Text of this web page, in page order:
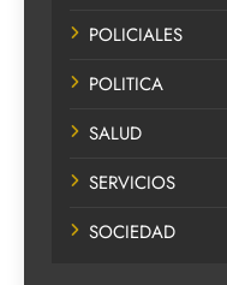
POLICIALES
POLITICA
SALUD
SERVICIOS
SOCIEDAD